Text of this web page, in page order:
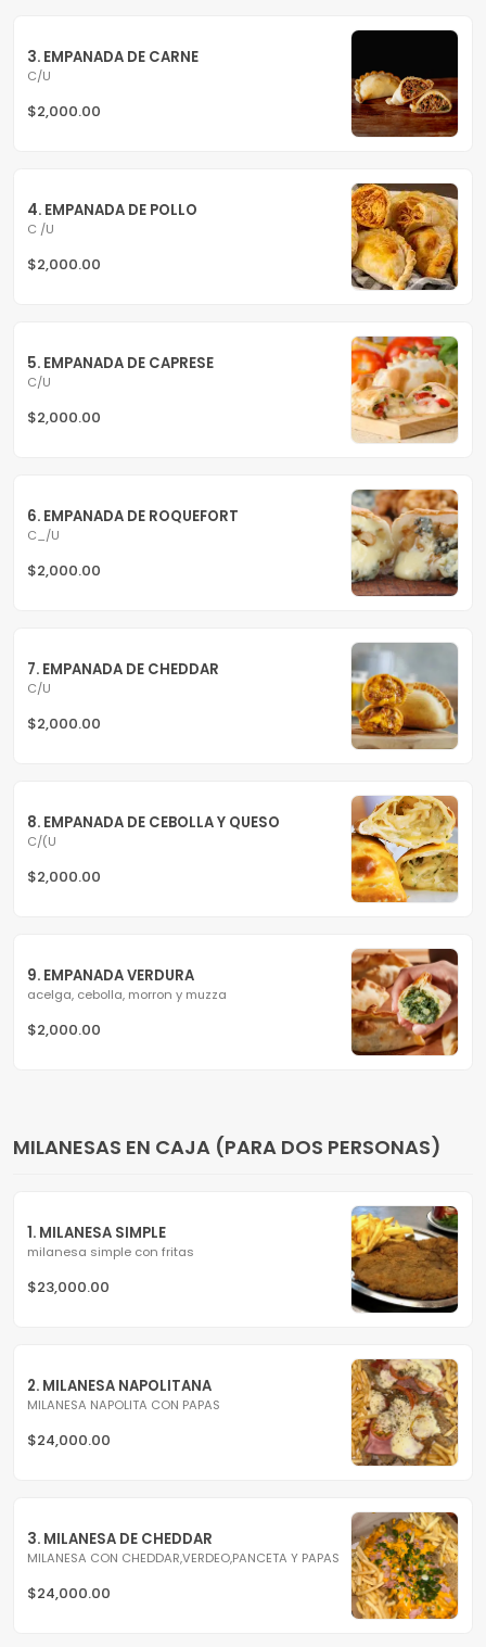
3. EMPANADA DE CARNE
C/U
$2,000.00
4. EMPANADA DE POLLO
C /U
$2,000.00
5. EMPANADA DE CAPRESE
C/U
$2,000.00
6. EMPANADA DE ROQUEFORT
C_/U
$2,000.00
7. EMPANADA DE CHEDDAR
C/U
$2,000.00
8. EMPANADA DE CEBOLLA Y QUESO
C/(U
$2,000.00
9. EMPANADA VERDURA
acelga, cebolla, morron y muzza
$2,000.00
MILANESAS EN CAJA (PARA DOS PERSONAS)
1. MILANESA SIMPLE
milanesa simple con fritas
$23,000.00
2. MILANESA NAPOLITANA
MILANESA NAPOLITA CON PAPAS
$24,000.00
3. MILANESA DE CHEDDAR
MILANESA CON CHEDDAR,VERDEO,PANCETA Y PAPAS
$24,000.00